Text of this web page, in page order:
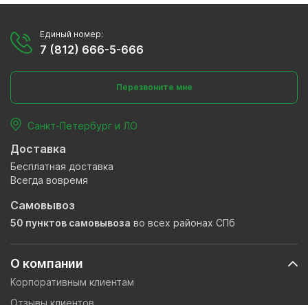
О компании
Корпоративным клиентам
Единый номер:
7 (812) 666-5-666
Перезвоните мне
Санкт-Петербург и ЛО
Доставка
Бесплатная доставка
Всегда вовремя
Самовывоз
50 пунктов самовывоза во всех районах СПб